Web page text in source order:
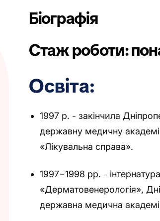
Біографія
Стаж роботи:
Освіта:
1997 р. – закінчила
державну медичну
«Лікувальна справа».
1997−1998 рр. –
«Дерматовенерологія»,
державна медична